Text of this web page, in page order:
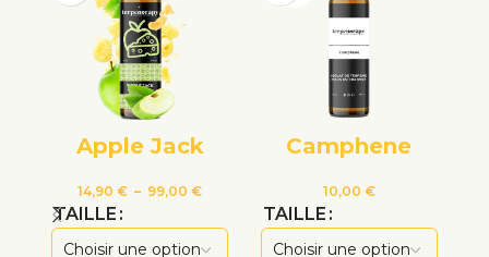
Apple Jack
14,90€ – 99,00€
TAILLE
Camphene
10,00 €
TAILLE